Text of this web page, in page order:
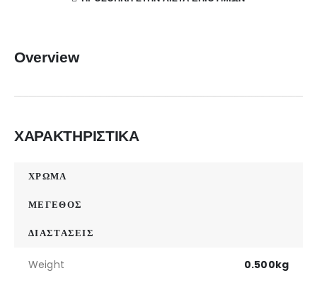
Overview
ΧΑΡΑΚΤΗΡΙΣΤΙΚΑ
ΧΡΩΜΑ
ΜΕΓΕΘΟΣ
ΔΙΑΣΤΑΣΕΙΣ
Weight 0.500kg